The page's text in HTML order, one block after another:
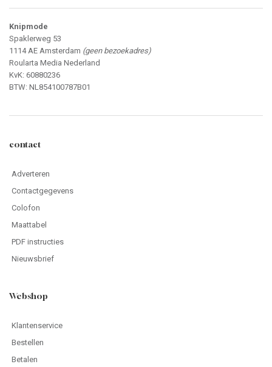
Knipmode
Spaklerweg 53
1114 AE Amsterdam (geen bezoekadres)
Roularta Media Nederland
KvK: 60880236
BTW: NL854100787B01
contact
Adverteren
Contactgegevens
Colofon
Maattabel
PDF instructies
Nieuwsbrief
Webshop
Klantenservice
Bestellen
Betalen